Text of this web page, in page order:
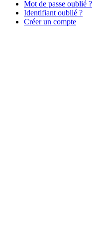
Mot de passe oublié ?
Identifiant oublié ?
Créer un compte